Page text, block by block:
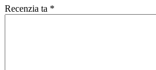
Recenzia ta *